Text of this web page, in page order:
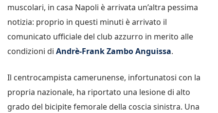
muscolari, in casa Napoli è arrivata un’altra pessima
notizia: proprio in questi minuti è arrivato il
comunicato ufficiale del club azzurro in merito alle
condizioni di Andrè-Frank Zambo Anguissa.
Il centrocampista camerunense, infortunatosi con la
propria nazionale, ha riportato una lesione di alto
grado del bicipite femorale della coscia sinistra. Una